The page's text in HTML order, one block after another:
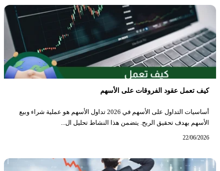
كيف تعمل عقود الفروقات على الأسهم
أساسيات التداول على الأسهم في 2026 تداول الأسهم هو عملية شراء وبيع
الأسهم بهدف تحقيق الربح. يتضمن هذا النشاط تحليل ال...
22/06/2026